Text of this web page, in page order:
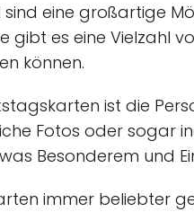
sind eine großartige
es eine Vielzahl
können.
ist die
Fotos oder sogar
Besonderem und
immer beliebter